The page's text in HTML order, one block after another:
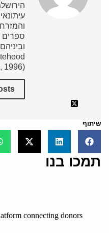
ספרים
1996).
שיתוף
תמכו בנו